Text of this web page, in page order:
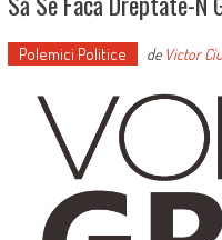
Polemici Politice de Victor